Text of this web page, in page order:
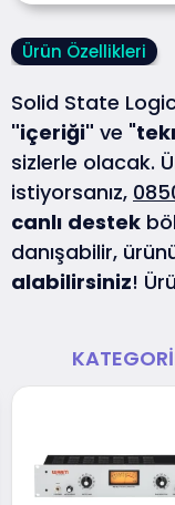
Ürün Özellikleri
Solid State
"içeriği" ve "
sizlerle olacak.
istiyorsanız,
canlı destek
danışabilir,
alabilirsiniz!